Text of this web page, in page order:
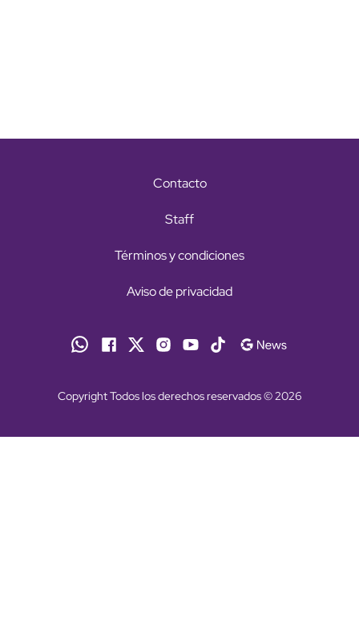
Contacto
Staff
Términos y condiciones
Aviso de privacidad
Copyright Todos los derechos reservados © 2026